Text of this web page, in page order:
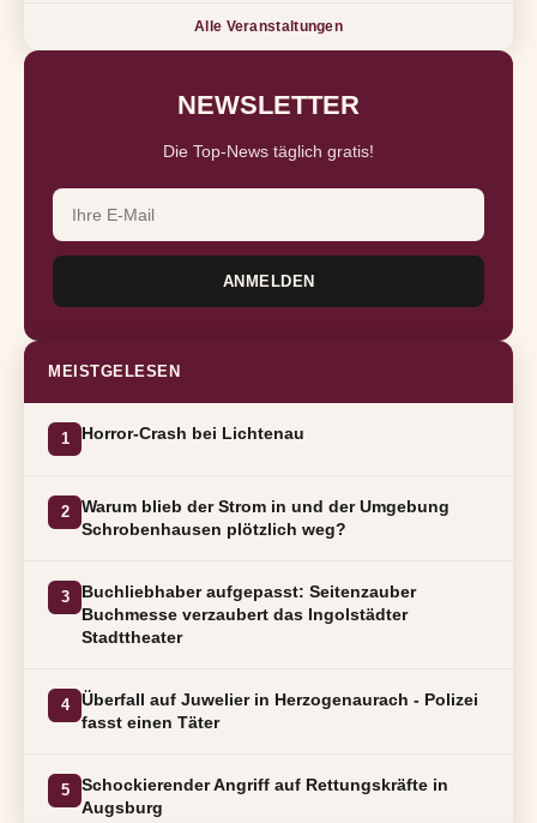
Alle Veranstaltungen
NEWSLETTER
Die Top-News täglich gratis!
ANMELDEN
MEISTGELESEN
1 Horror-Crash bei Lichtenau
2
Warum blieb der Strom in und der Umgebung
Schrobenhausen plötzlich weg?
3
Buchliebhaber aufgepasst: Seitenzauber
Buchmesse verzaubert das Ingolstädter
Stadttheater
4
Überfall auf Juwelier in Herzogenaurach - Polizei
fasst einen Täter
5
Schockierender Angriff auf Rettungskräfte in
Augsburg